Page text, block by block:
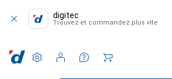
digitec
Trouvez et commandez plus vite
Paramètres
Compte client
Listes de comparaison
Listes d'envies
Panier